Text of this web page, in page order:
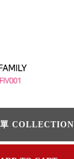
COLLECTION